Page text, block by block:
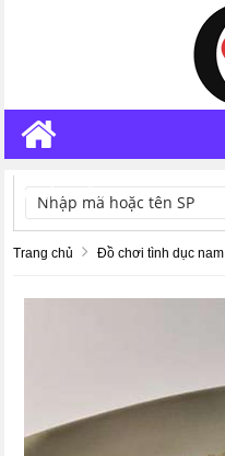
TÌM KIẾM
Trang chủ Đồ chơi tình dục nam